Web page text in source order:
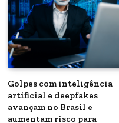
Golpes com inteligência
artificial e deepfakes
avançam no Brasil e
aumentam risco para